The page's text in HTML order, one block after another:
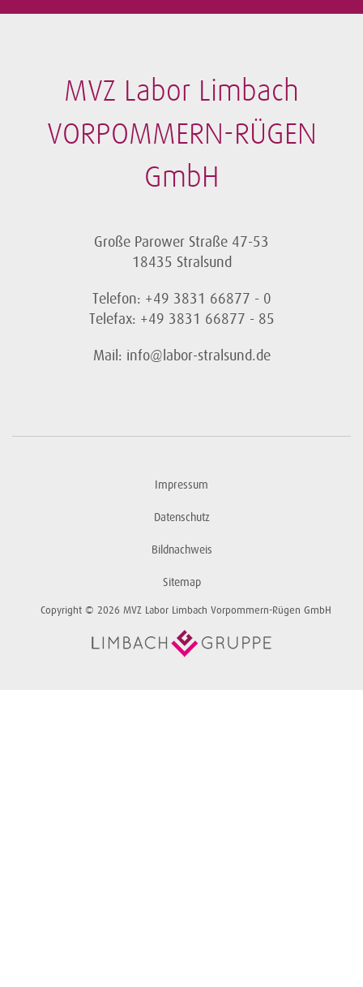
MVZ Labor Limbach
VORPOMMERN-RÜGEN
GmbH
Große Parower Straße 47-53
18435 Stralsund
Telefon: +49 3831 66877 - 0
Telefax: +49 3831 66877 - 85
Mail: info@labor-stralsund.de
Impressum
Datenschutz
Bildnachweis
Sitemap
Copyright © 2026 MVZ Labor Limbach Vorpommern-Rügen GmbH